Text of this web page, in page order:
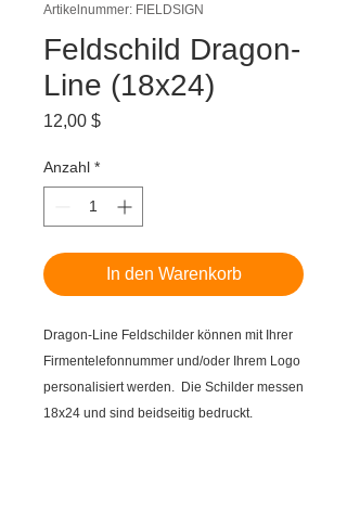
Artikelnummer: FIELDSIGN
Feldschild Dragon-
Line (18x24)
12,00 $Preis
Anzahl *
In den Warenkorb
Dragon-Line Feldschilder können mit Ihrer
Firmentelefonnummer und/oder Ihrem Logo
personalisiert werden. Die Schilder messen
18x24 und sind beidseitig bedruckt.